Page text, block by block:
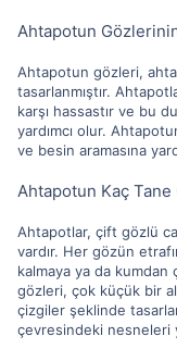
Ahtapotun
Ahtapotun gözleri,
tasarlanmıştır.
karşı hassastır ve bu
yardımcı olur.
ve besin aramasına
Ahtapotun Kaç Tane
Ahtapotlar, çift gözlü
vardır. Her gözün
kalmaya ya da kumdan
gözleri, çok küçük bir
çizgiler şeklinde
çevresindeki nesneleri